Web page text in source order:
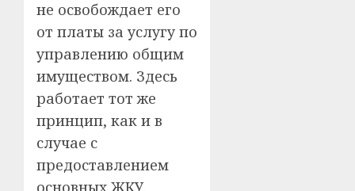
не освобождает его
от платы за услугу по
управлению общим
имуществом. Здесь
работает тот же
принцип, как и в
случае с
предоставлением
основных ЖКУ.